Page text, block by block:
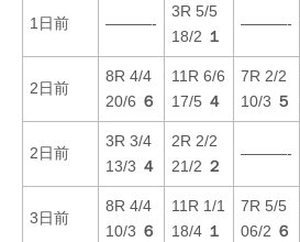
1日前 ———-
3R 5/5
18/2 １
———-
2日前
8R 4/4
20/6 ６
11R 6/6
17/5 ４
7R 2/2
10/3 ５
2日前
3R 3/4
13/3 ４
2R 2/2
21/2 ２
———-
3日前
8R 4/4
10/3 ６
11R 1/1
18/4 １
7R 5/5
06/2 ６